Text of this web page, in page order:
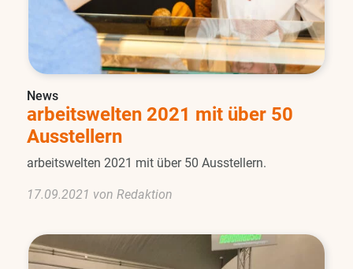
News
arbeitswelten 2021 mit über 50
Ausstellern
arbeitswelten 2021 mit über 50 Ausstellern.
17.09.2021 von Redaktion